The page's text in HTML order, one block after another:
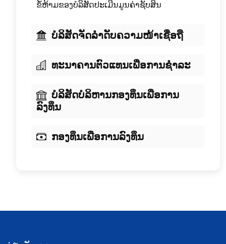
ຂໍ້ຫ້າມຂອງບໍລິສັດປະເມີນມູນຄ່າຊັບສິນ
ບໍລິສັດຈັດລໍາດັບຄວາມໜ້າເຊື່ອຖື
ທະນາຄານຕົວແທນເພື່ອການຊໍາລະ
ບໍລິສັດບໍລິຫານກອງທຶນເພື່ອການ
ລົງທຶນ
ກອງທຶນເພື່ອການລົງທຶນ